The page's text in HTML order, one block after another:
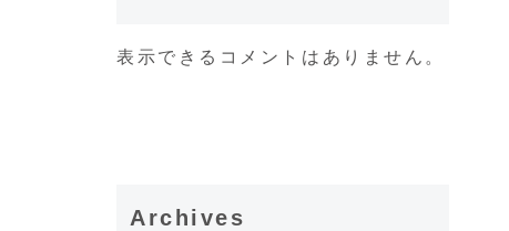
表示できるコメントはありません。
Archives